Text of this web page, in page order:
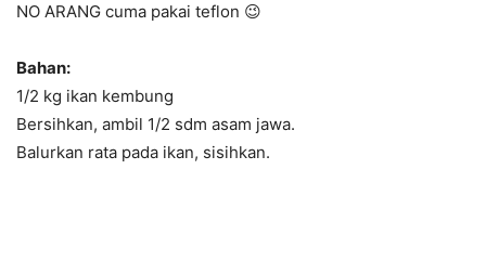
NO ARANG cuma pakai teflon 😉
Bahan:
1/2 kg ikan kembung
Bersihkan, ambil 1/2 sdm asam jawa.
Balurkan rata pada ikan, sisihkan.